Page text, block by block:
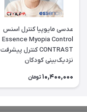
عدسی مایوپیا کنترل اسنس
Essence Myopia Control
CONTRAST کنترل پیشرفت
نزدیک‌بینی کودکان
10,400,000 تومان